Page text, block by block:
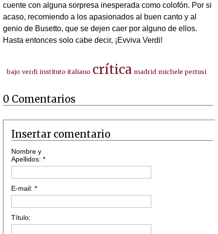
cuente con alguna sorpresa inesperada como colofón. Por si
acaso, recomiendo a los apasionados al buen canto y al
genio de Busetto, que se dejen caer por alguno de ellos.
Hasta entonces solo cabe decir, ¡Evviva Verdi!
bajo verdi instituto italiano crítica madrid michele pertusi
0 Comentarios
Insertar comentario
Nombre y
Apellidos: *
E-mail: *
Título: